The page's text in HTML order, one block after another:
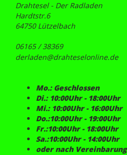
Drahtesel - Der Radladen
Hardtstr.6
64750 Lützelbach
06165 / 38369
derladen@drahteselonline.de
Mo.: Geschlossen
Di.: 10:00Uhr - 18:00Uhr
Mi.: 10:00Uhr - 16:00Uhr
Do.:10:00Uhr - 19:00Uhr
Fr.:10:00Uhr - 18:00Uhr
Sa.:10:00Uhr - 14:00Uhr
oder nach Vereinbarung